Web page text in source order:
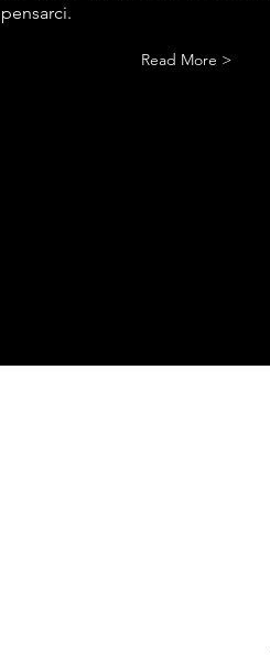
Read More >